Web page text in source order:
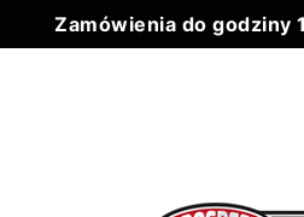
Zamówienia do godziny